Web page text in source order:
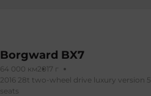
Borgward BX7
64 000 км2017 г
2016 28t two-wheel drive luxury version 5
seats